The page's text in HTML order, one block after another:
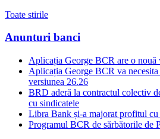
Toate stirile
Anunturi banci
Aplicația George BCR are o
Aplicația George BCR va
versiunea 26.26
BRD aderă la contractul colectiv
cu sindicatele
Libra Bank și-a majorat profitul
Programul BCR de sărbătorile de